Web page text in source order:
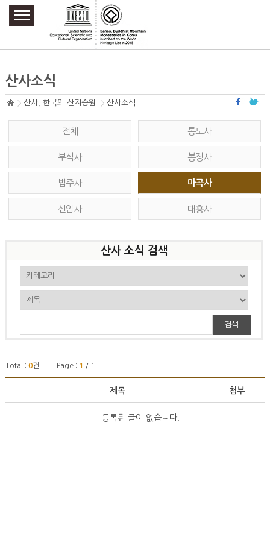
주요메뉴 바로가기
본문 바로가기
하단메뉴 바로가기
산사소식
산사, 한국의 산지승원 산사소식
전체 통도사
부석사 봉정사
법주사 마곡사
선암사 대흥사
산사 소식 검색
검색
Total : 0건 Page : 1 / 1
제목 첨부
등록된 글이 없습니다.